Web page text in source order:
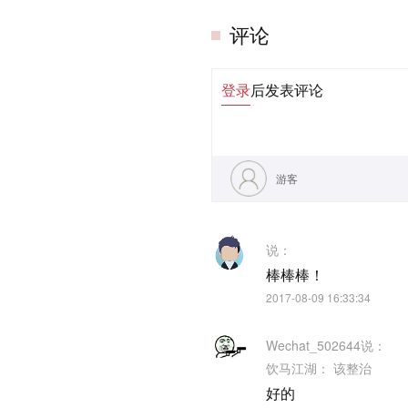
评论
登录后发表评论
游客
说：
棒棒棒！
2017-08-09 16:33:34
Wechat_502644说：
饮马江湖： 该整治
好的